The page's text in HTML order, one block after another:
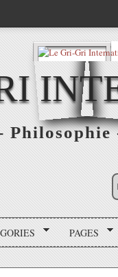
PAGES